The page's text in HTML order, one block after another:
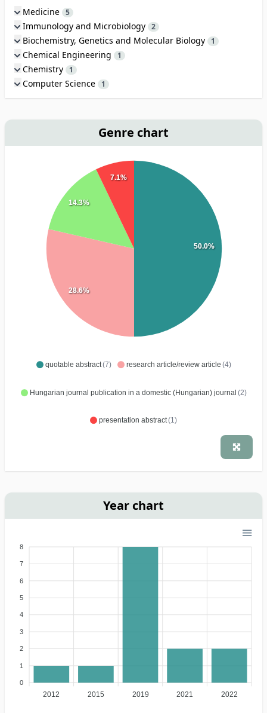
Medicine 5
Immunology and Microbiology 2
Biochemistry, Genetics and Molecular Biology 1
Chemical Engineering 1
Chemistry 1
Computer Science 1
Genre chart
quotable abstract(7) research article/review article (4)
Hungarian journal publication in a domestic (Hungarian) journal (2)
presentation abstract(1)
50.0%
28.6%
14.3%
7.1%
Year chart
8
7
6
5
4
3
2
1
0
2012 2015 2019 2021 2022